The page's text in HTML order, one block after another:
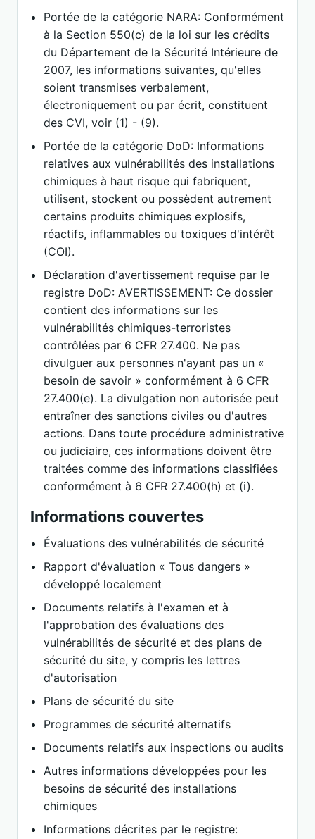
Portée de la catégorie NARA: Conformément
à la Section 550(c) de la loi sur les crédits
du Département de la Sécurité Intérieure de
2007, les informations suivantes, qu'elles
soient transmises verbalement,
électroniquement ou par écrit, constituent
des CVI, voir (1) - (9).
Portée de la catégorie DoD: Informations
relatives aux vulnérabilités des installations
chimiques à haut risque qui fabriquent,
utilisent, stockent ou possèdent autrement
certains produits chimiques explosifs,
réactifs, inflammables ou toxiques d'intérêt
(COI).
Déclaration d'avertissement requise par le
registre DoD: AVERTISSEMENT: Ce dossier
contient des informations sur les
vulnérabilités chimiques-terroristes
contrôlées par 6 CFR 27.400. Ne pas
divulguer aux personnes n'ayant pas un «
besoin de savoir » conformément à 6 CFR
27.400(e). La divulgation non autorisée peut
entraîner des sanctions civiles ou d'autres
actions. Dans toute procédure administrative
ou judiciaire, ces informations doivent être
traitées comme des informations classifiées
conformément à 6 CFR 27.400(h) et (i).
Informations couvertes
Évaluations des vulnérabilités de sécurité
Rapport d'évaluation « Tous dangers »
développé localement
Documents relatifs à l'examen et à
l'approbation des évaluations des
vulnérabilités de sécurité et des plans de
sécurité du site, y compris les lettres
d'autorisation
Plans de sécurité du site
Programmes de sécurité alternatifs
Documents relatifs aux inspections ou audits
Autres informations développées pour les
besoins de sécurité des installations
chimiques
Informations décrites par le registre: